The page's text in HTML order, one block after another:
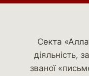
Секта
діяльність,
званої